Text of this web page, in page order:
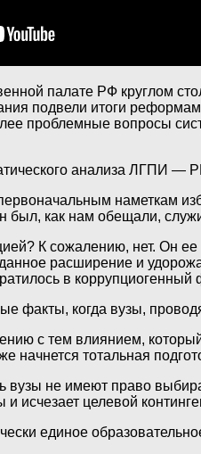
палате РФ круглом
подвели итоги
проблемные вопросы
анализа ЛГПИ —
наметкам
был, как нам обещали,
К сожалению, нет. Он
расширение и
в коррупциогенный
факты, когда вузы,
с тем влиянием,
начнется тотальная
вузы не имеют право
исчезает целевой
единое